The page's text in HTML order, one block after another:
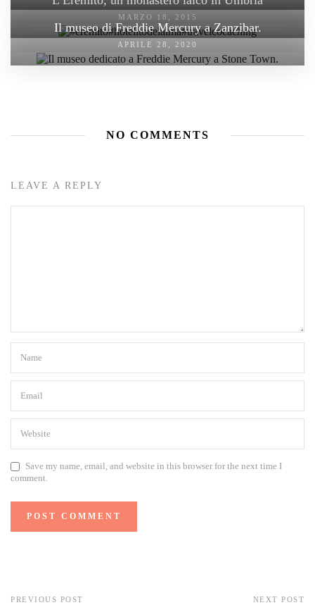
MARZO 18, 2015
Il museo di Freddie Mercury a Zanzibar.
APRILE 28, 2020
NO COMMENTS
LEAVE A REPLY
Save my name, email, and website in this browser for the next time I
comment.
PREVIOUS POST NEXT POST